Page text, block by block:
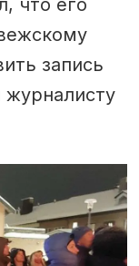
что его
запись